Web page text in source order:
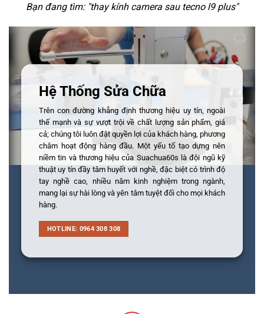
Bạn đang tìm: "thay kính camera sau tecno l9 plus"
Hệ Thống Sửa Chữa
Trên con đường khẳng định thương hiệu uy tín, ngoài
thế mạnh và sự vượt trội về chất lượng sản phẩm, giá
cả; chúng tôi luôn đặt quyền lợi của khách hàng, phương
châm hoạt động hàng đầu. Một yếu tố tạo dựng nên
niềm tin và thương hiệu của Suachua60s là đội ngũ kỹ
thuật uy tín đầy tâm huyết với nghề, đặc biệt có trình độ
tay nghề cao, nhiều năm kinh nghiệm trong ngành,
mang lại sự hài lòng và yên tâm tuyệt đối cho mọi khách
hàng.
HOTLINE: 0964 308 308